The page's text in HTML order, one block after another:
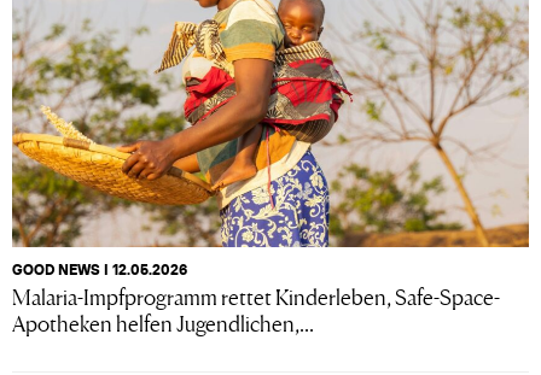
GOOD NEWS I 12.05.2026
Malaria-Impfprogramm rettet Kinderleben, Safe-Space-
Apotheken helfen Jugendlichen,...